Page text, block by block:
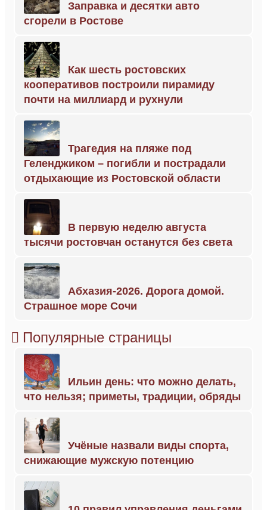
Заправка и десятки авто
сгорели в Ростове
Как шесть ростовских
кооперативов построили пирамиду
почти на миллиард и рухнули
Трагедия на пляже под
Геленджиком – погибли и пострадали
отдыхающие из Ростовской области
В первую неделю августа
тысячи ростовчан останутся без света
Абхазия-2026. Дорога домой.
Страшное море Сочи
Популярные страницы
Ильин день: что можно делать,
что нельзя; приметы, традиции, обряды
Учёные назвали виды спорта,
снижающие мужскую потенцию